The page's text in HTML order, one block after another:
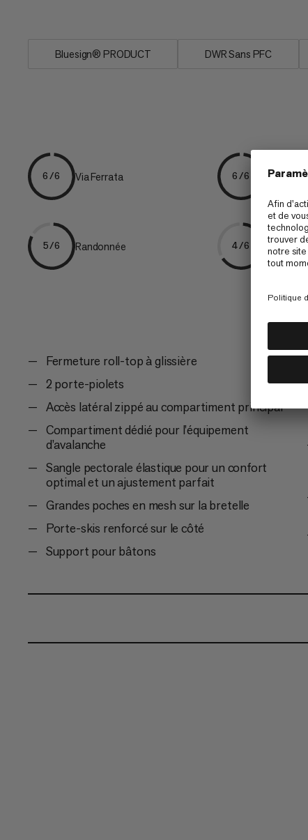
Bluesign® PRODUCT DWR Sans PFC
6/6 Via Ferrata 6/6 Alpinisme
5/6 Randonnée 4/6 Approche
Fermeture roll-top à glissière
2 porte-piolets
Accès latéral zippé au compartiment principal
Compartiment dédié pour l’équipement
d’avalanche
Sangle pectorale élastique pour un confort
optimal et un ajustement parfait
Grandes poches en mesh sur la bretelle
Porte-skis renforcé sur le côté
Support pour bâtons